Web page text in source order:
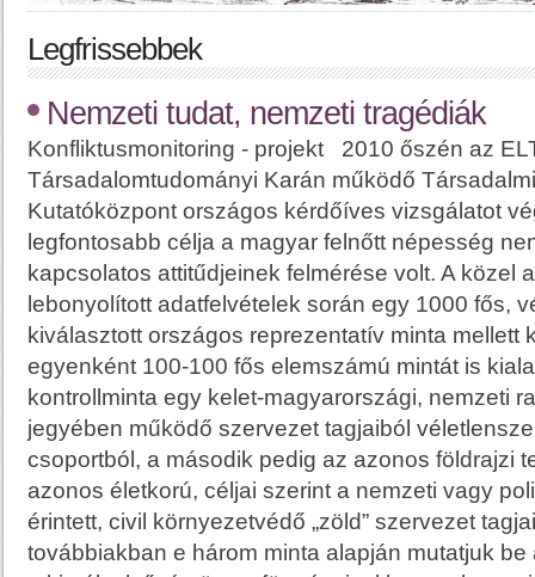
Legfrissebbek
Nemzeti tudat, nemzeti tragédiák
Konfliktusmonitoring - projekt 2010 őszén az
Társadalomtudományi Karán működő
Kutatóközpont országos kérdőíves vizsgálatot
legfontosabb célja a magyar felnőtt népesség
kapcsolatos attitűdjeinek felmérése volt. A közel
lebonyolított adatfelvételek során egy 1000 fős,
kiválasztott országos reprezentatív minta mellett
egyenként 100-100 fős elemszámú mintát is
kontrollminta egy kelet-magyarországi, nemzeti
jegyében működő szervezet tagjaiból
csoportból, a második pedig az azonos földrajzi
azonos életkorú, céljai szerint a nemzeti vagy
érintett, civil környezetvédő „zöld” szervezet
továbbiakban e három minta alapján mutatjuk